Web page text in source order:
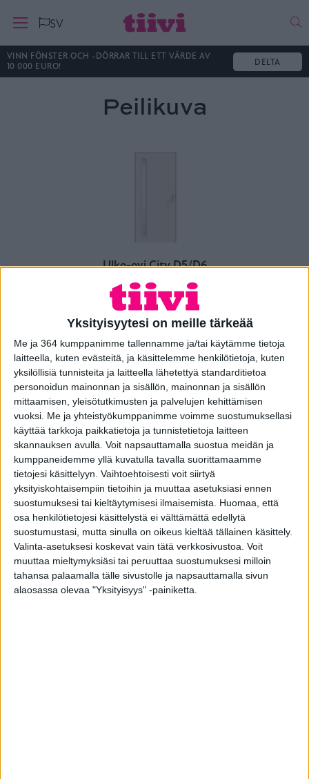
Yksityisyytesi on meille tärkeää
Me ja 364 kumppanimme tallennamme ja/tai käytämme tietoja
laitteella, kuten evästeitä, ja käsittelemme henkilötietoja, kuten
yksilöllisiä tunnisteita ja laitteella lähetettyä standarditietoa
personoidun mainonnan ja sisällön, mainonnan ja sisällön
mittaamisen, yleisötutkimusten ja palvelujen kehittämisen
vuoksi. Me ja yhteistyökumppanimme voimme suostumuksellasi
käyttää tarkkoja paikkatietoja ja tunnistetietoja laitteen
skannauksen avulla. Voit napsauttamalla suostua meidän ja
kumppaneidemme yllä kuvatulla tavalla suorittamaamme
tietojesi käsittelyyn. Vaihtoehtoisesti voit siirtyä
yksityiskohtaisempiin tietoihin ja muuttaa asetuksiasi ennen
suostumuksesi tai kieltäytymisesi ilmaisemista.
Huomaa, että
osa henkilötietojesi käsittelystä ei välttämättä edellytä
suostumustasi, mutta sinulla on oikeus kieltää tällainen käsittely.
Valinta-asetuksesi koskevat vain tätä verkkosivustoa. Voit
muuttaa mieltymyksiäsi tai peruuttaa suostumuksesi milloin
tahansa palaamalla tälle sivustolle ja napsauttamalla sivun
alaosassa olevaa "Yksityisyys" -painiketta.
SV Hae
VINN FÖNSTER OCH -DÖRRAR TILL ETT VÄRDE AV
10 000 EURO!
DELTA
Peilikuva
Ulko-ovi City D5/D6
Ulko-ovi City C5
Ulko-ovi City B5